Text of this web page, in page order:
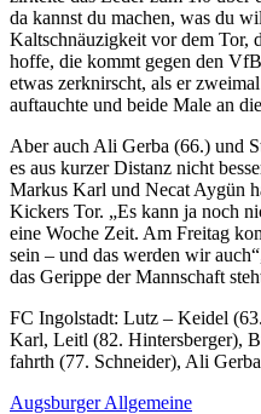
da kannst du machen, was du
Kaltschnäuzigkeit vor dem Tor,
hoffe, die kommt gegen den
etwas zerknirscht, als er
auftauchte und beide Male an
Aber auch Ali Gerba (66.) und
es aus kurzer Distanz nicht
Markus Karl und Necat Aygün
Kickers Tor. „Es kann ja noch
eine Woche Zeit. Am Freitag
sein – und das werden wir
das Gerippe der Mannschaft
FC Ingolstadt: Lutz – Keidel
Karl, Leitl (82. Hintersberger),
fahrth (77. Schneider), Ali
Augsburger Allgemeine